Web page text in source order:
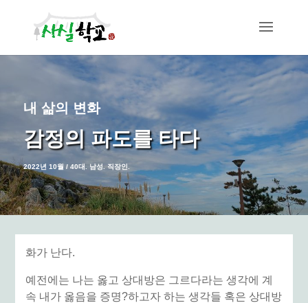
내 삶의 변화
감정의 파도를 타다
2022년 10월 / 40대. 남성. 직장인.
화가 난다.
예전에는 나는 옳고 상대방은 그르다라는 생각에 계
속 내가 옳음을 증명?하고자 하는 생각들 혹은 상대방